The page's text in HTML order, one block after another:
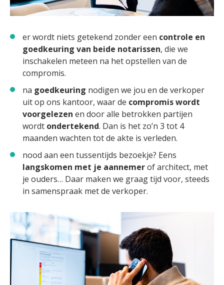
er wordt niets getekend zonder een controle en
goedkeuring van beide notarissen, die we
inschakelen meteen na het opstellen van de
compromis.
na goedkeuring nodigen we jou en de verkoper
uit op ons kantoor, waar de compromis wordt
voorgelezen en door alle betrokken partijen
wordt ondertekend. Dan is het zo’n 3 tot 4
maanden wachten tot de akte is verleden.
nood aan een tussentijds bezoekje? Eens
langskomen met je aannemerof architect, met
je ouders… Daar maken we graag tijd voor, steeds
in samenspraak met de verkoper.